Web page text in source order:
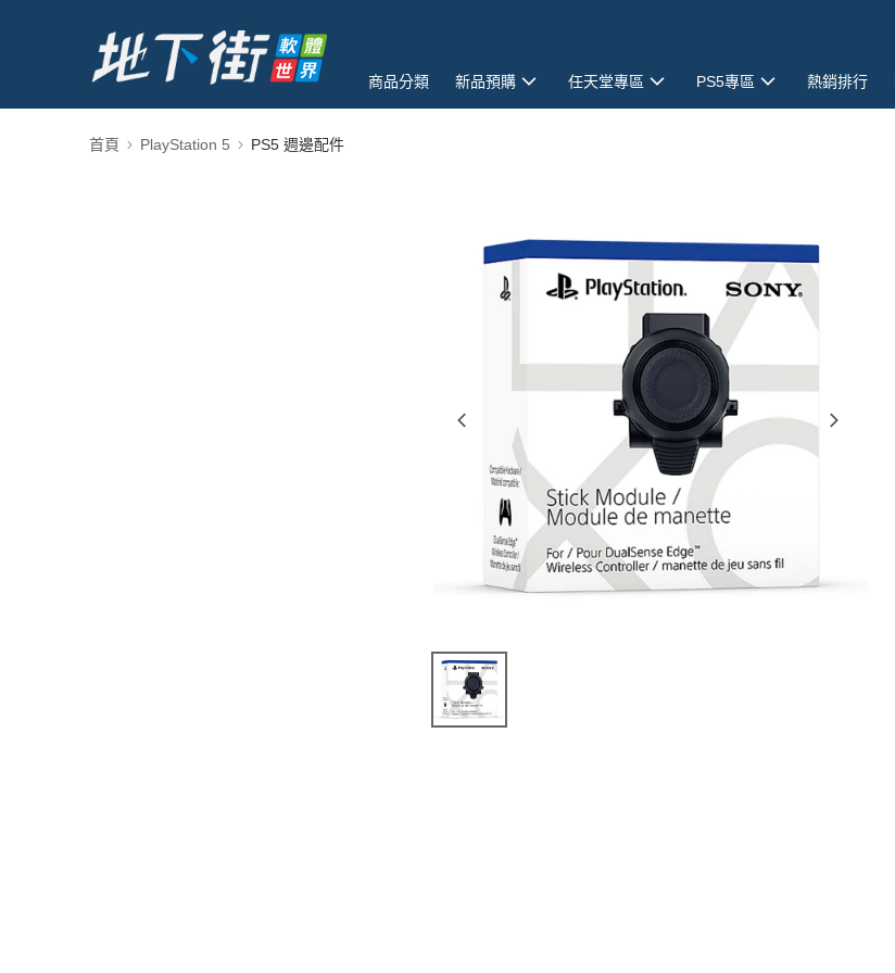
商品分類 新品預購 任天堂專區 PS5專區 熱銷排行
首頁 PlayStation 5 PS5 週邊配件